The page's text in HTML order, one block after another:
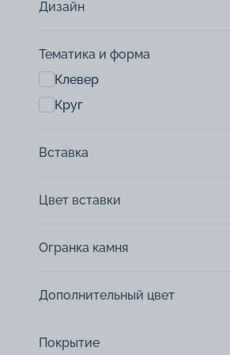
Дизайн
Тематика и форма
Клевер
Круг
Вставка
Цвет вставки
Огранка камня
Дополнительный цвет
Покрытие